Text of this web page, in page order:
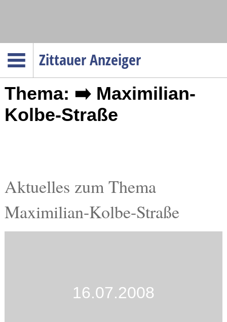
Zittauer Anzeiger
Menüpunkte
Startseite
Gesellschaft
Gesundheit
Kultur
Thema: ➡️ Maximilian-
Kolbe-Straße
Aktuelles zum Thema
Maximilian-Kolbe-Straße
16.07.2008